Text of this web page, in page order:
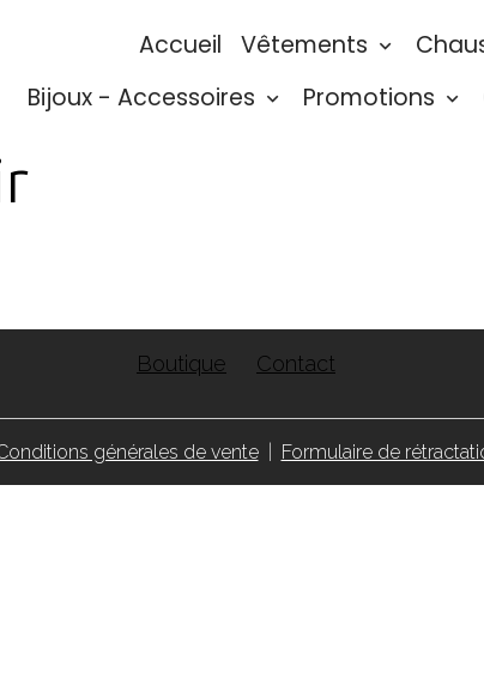
Accueil Vêtements
Bijoux - Accessoires
Promotions
Boutique Contact
générales de vente Formulaire de